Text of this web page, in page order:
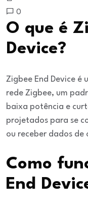
0
O que é
Device?
Zigbee End Device é
rede Zigbee, um
baixa potência e
projetados para se
ou receber dados de
Como
End